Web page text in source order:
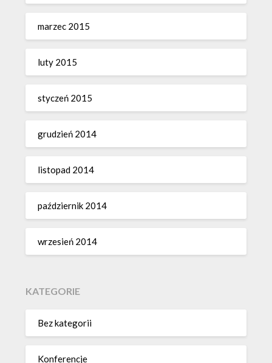
marzec 2015
luty 2015
styczeń 2015
grudzień 2014
listopad 2014
październik 2014
wrzesień 2014
KATEGORIE
Bez kategorii
Konferencje